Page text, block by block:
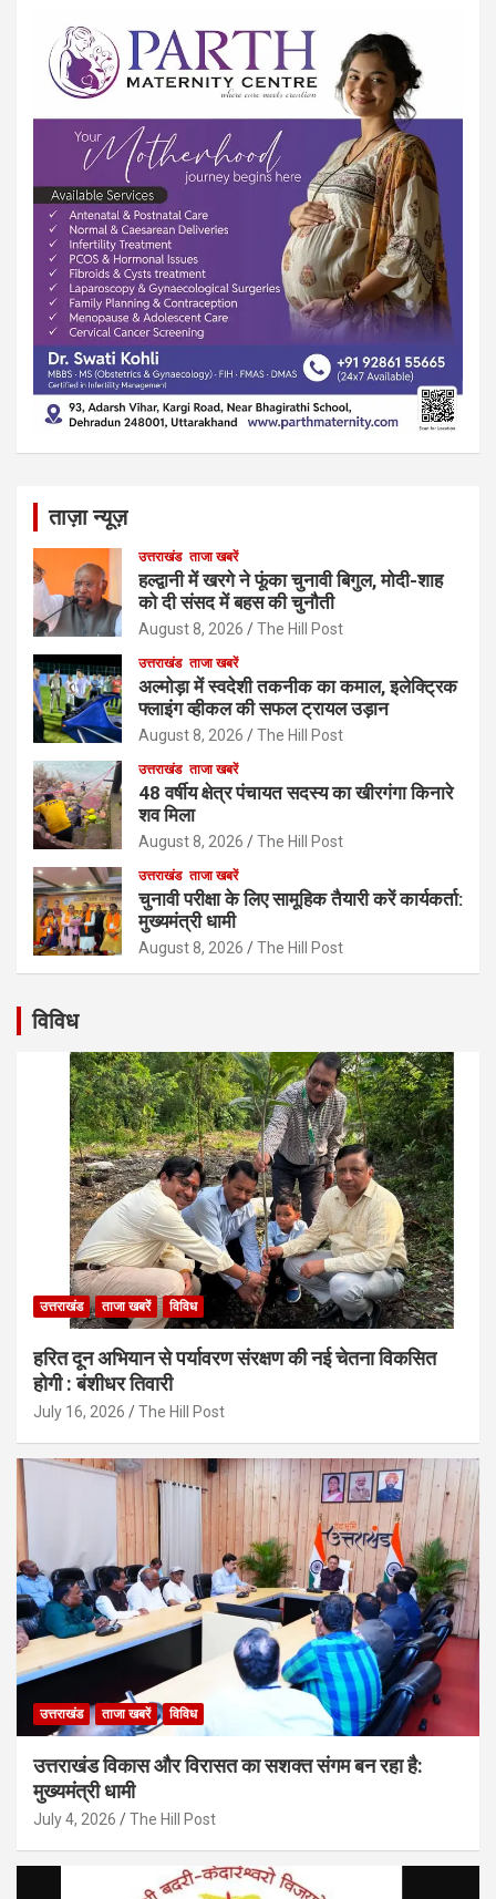
ताज़ा न्यूज़
उत्तराखंड ताजा खबरें
हल्द्वानी में खरगे ने फूंका चुनावी बिगुल, मोदी-शाह
को दी संसद में बहस की चुनौती
August 8, 2026 The Hill Post
उत्तराखंड ताजा खबरें
अल्मोड़ा में स्वदेशी तकनीक का कमाल, इलेक्ट्रिक
फ्लाइंग व्हीकल की सफल ट्रायल उड़ान
August 8, 2026 The Hill Post
उत्तराखंड ताजा खबरें
48 वर्षीय क्षेत्र पंचायत सदस्य का खीरगंगा किनारे
शव मिला
August 8, 2026 The Hill Post
उत्तराखंड ताजा खबरें
चुनावी परीक्षा के लिए सामूहिक तैयारी करें कार्यकर्ता:
मुख्यमंत्री धामी
August 8, 2026 The Hill Post
विविध
उत्तराखंड ताजा खबरें विविध
हरित दून अभियान से पर्यावरण संरक्षण की नई चेतना विकसित
होगी : बंशीधर तिवारी
July 16, 2026 The Hill Post
उत्तराखंड ताजा खबरें विविध
उत्तराखंड विकास और विरासत का सशक्त संगम बन रहा है:
मुख्यमंत्री धामी
July 4, 2026 The Hill Post